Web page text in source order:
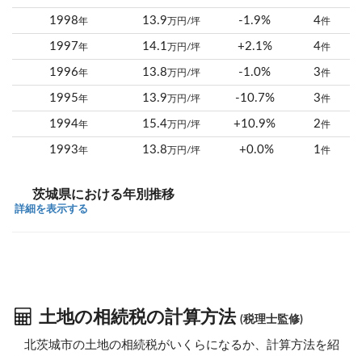
1998年 13.9万円/坪 -1.9% 4件
1997年 14.1 万円/坪 +2.1% 4件
1996年 13.8万円/坪 -1.0% 3件
1995年 13.9万円/坪 -10.7% 3件
1994年 15.4万円/坪 +10.9% 2件
1993年 13.8万円/坪 +0.0% 1 件
茨城県における年別推移
詳細を表示する
土地の相続税の計算方法(税理士監修)
北茨城市の土地の相続税がいくらになるか、計算方法を紹